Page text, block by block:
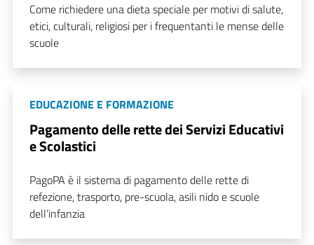
Come richiedere una dieta speciale per motivi di salute,
etici, culturali, religiosi per i frequentanti le mense delle
scuole
EDUCAZIONE E FORMAZIONE
Pagamento delle rette dei Servizi Educativi
e Scolastici
PagoPA è il sistema di pagamento delle rette di
refezione, trasporto, pre-scuola, asili nido e scuole
dell’infanzia